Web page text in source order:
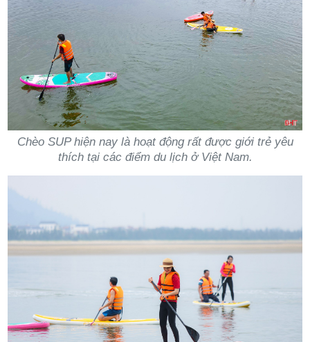
Chèo SUP hiện nay là hoạt động rất được giới trẻ yêu
thích tại các điểm du lịch ở Việt Nam.